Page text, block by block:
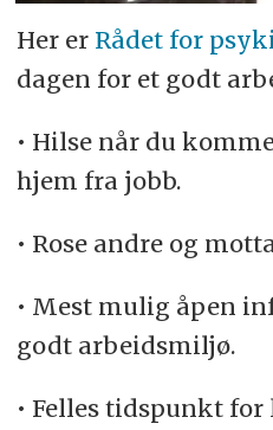
Her er Rådet for
dagen for et godt
• Hilse når du
hjem fra jobb.
• Rose andre og
• Mest mulig åpen
godt arbeidsmiljø.
• Felles tidspunkt for